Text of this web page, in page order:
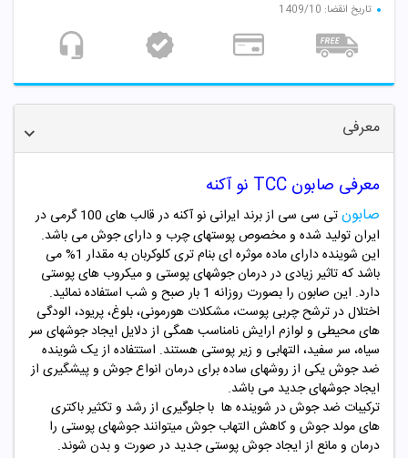
تاریخ انقضا: 1409/10
معرفی
معرفی صابون TCC نو آکنه
صابون
تی سی سی از برند ایرانی نو آکنه در قالب های 100 گرمی در
ایران تولید شده و مخصوص پوستهای چرب و دارای جوش می باشد.
این شوینده دارای ماده موثره ای بنام تری کلوکربان به مقدار 1% می
باشد که تاثیر زیادی در درمان جوشهای پوستی و میکروب های پوستی
دارد. این صابون را بصورت روزانه 1 بار صبح و شب استفاده نمائید.
اختلال در ترشح چربی پوست، مشکلات هورمونی، بلوغ، پریود، الودگی
های محیطی و لوازم ارایش نامناسب همگی از دلایل ایجاد جوشهای سر
سیاه، سر سفید، التهابی و زیر پوستی هستند. استتفاده از یک شوینده
ضد جوش یکی از روشهای ساده برای درمان انواع جوش و پیشگیری از
ایجاد جوشهای جدید می باشد.
ترکیبات ضد جوش در شوینده ها با جلوگیری از رشد و تکثیر باکتری
های مولد جوش و کاهش التهاب جوش میتوانند جوشهای پوستی را
درمان و مانع از ایجاد جوش پوستی جدید در صورت و بدن شوند.